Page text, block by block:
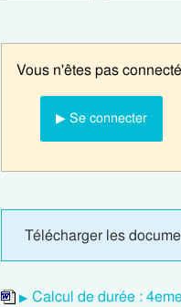
Vous n'êtes pas
▶ Se connecter
Télécharger les
Calcul de durée :